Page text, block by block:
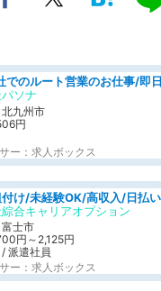
ソナ
九州市
円
ー：求人ボックス
合キャリアオプション
士市
円～2,125円
派遣社員
ー：求人ボックス